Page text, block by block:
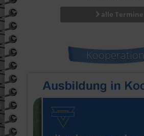
alle Termine
Kooperation